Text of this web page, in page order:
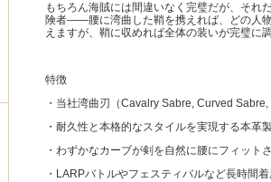
もちろん海賊には間違いなく完璧だが、それ
険者——腰に湾曲した鞘を携えれば、どの人
えますが、鞘に収めれば全体の装いが完璧に
特徴
・当社湾曲刃（Cavalry Sabre, Curved
・耐久性と本格的なスタイルを実現する本革
・わずかなカーブが剣を自然に腰にフィット
・LARPバトルやフェスティバルなど長時間